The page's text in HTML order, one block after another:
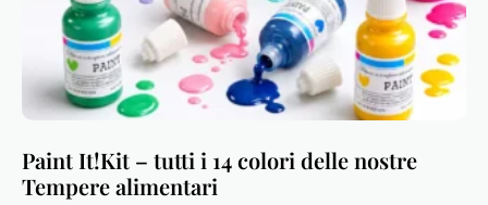
Paint It!Kit – tutti i 14 colori delle nostre
Tempere alimentari